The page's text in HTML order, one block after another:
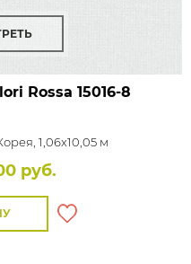
Rossa 15016-8
1,06x10,05 м
руб.